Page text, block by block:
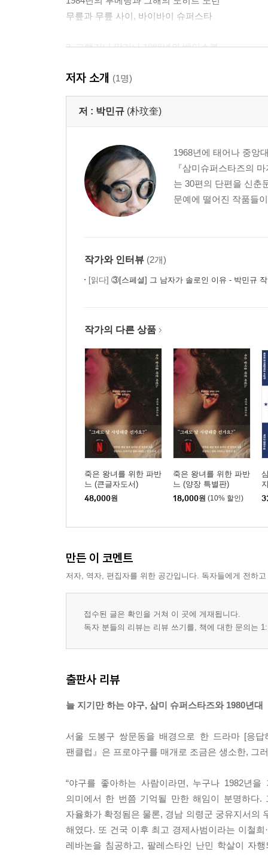
무릎과 무릎 사이, 바이바이 슈퍼스타
2. 그랬거나 말거나 1988년의 베이스볼
별빛이 흐르는 다리를 건너
가을 잎 찬 바람에 흩어져 날리면
하늘과 땅 사이에 꽃비가 내리더니
빠빠빠 빠빠빠 빠빠빠빠빠빠
3. 그랬거나 말거나 1998년의 베이스볼
데드볼
투 스트라이크 스리 볼
스텝 바이 스텝. 한 걸음씩 인생은 달라진다
뷰티풀 선데이, 시간은 흘러넘치는 것이다
삼미 슈퍼스타즈 VS 프로 올스타즈
에필로그, 플레이 볼
작가의 말
저자 소개 (1명)
저 : 박민규 (朴玟奎)
1968년에 태어나 중앙
『삼미슈퍼스타즈의
는 30편의 단편을 신춘
문예에 떨어진 작품들
작가와 인터뷰 (2개)
[읽다] ③[스페셜] 그 남자가 솔로인 이유 - 박민규
작가의 다른 상품
죽은 왕녀를 위한 파반
느 (큰글자도서)
48,000원
죽은 왕녀를 위한 파반
느 (양장 특별판)
18,000원 (10% 할인)
만든 이 코멘트
저자, 역자, 편집자를 위한 공간입니다. 독자들에게 전하
접수된 글은 확인을 거쳐 이 곳에 게재됩니다.
독자 분들의 리뷰는 리뷰 쓰기를, 책에 대한 문의는
출판사 리뷰
늘 지기만 하는 야구, 삼미 슈퍼스타즈와 1980년대
서울 도봉구 쌍문동을 배경으로 한 드라마 [응
팬클럽』은 프로야구를 매개로 조금은 생소한, 그
“야구를 좋아하는 사람이라면, 누구나 1982년
의미에서 한 번쯤 기억될 만한 해임이 분명하다
자율화가 확정됨은 물론, 경남 의령군 궁유지서의
해였다. 또 건국 이후 최고 경제사범이라는 이철
레바논을 침공하고, 팔레스타인 난민 학살이 자